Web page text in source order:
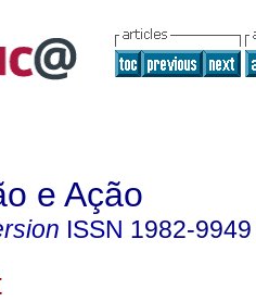
e Ação
ISSN 1982-9949